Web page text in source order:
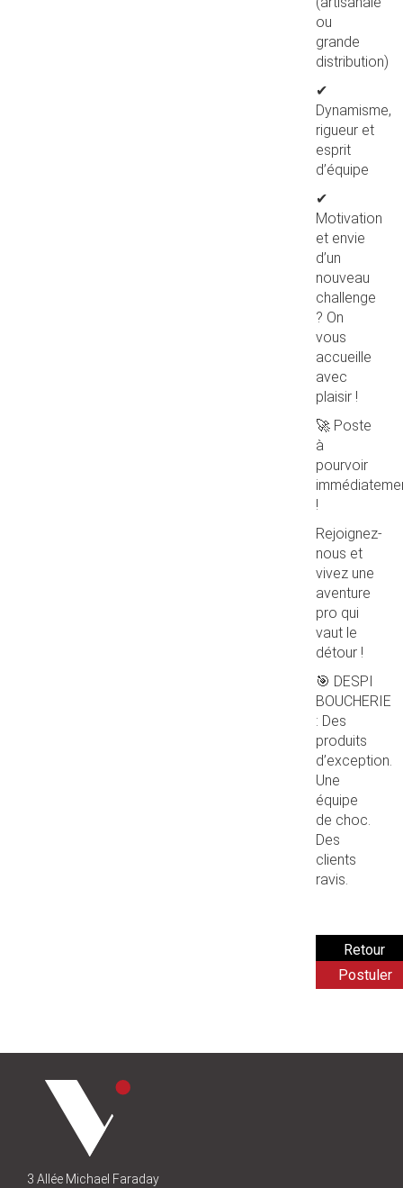
ou
grande
distribution)
✔
Dynamisme,
rigueur et
esprit
d’équipe
✔
Motivation
et envie
d’un
nouveau
challenge
? On
vous
accueille
avec
plaisir !
🚀 Poste
à
pourvoir
!
Rejoignez-
nous et
vivez une
aventure
pro qui
vaut le
détour !
🎯 DESPI
BOUCHERIE
: Des
produits
d’exception.
Une
équipe
de choc.
Des
clients
ravis.
Postuler
3 Allée Michael Faraday